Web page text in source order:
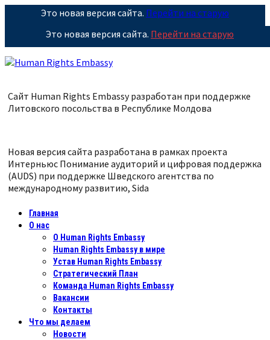
Это новая версия сайта. Перейти на старую
Это новая версия сайта. Перейти на старую
Сайт Human Rights Embassy разработан при поддержке
Литовского посольства в Республике Молдова
Новая версия сайта разработана в рамках проекта
Интерньюс Понимание аудиторий и цифровая поддержка
(AUDS) при поддержке Шведского агентства по
международному развитию, Sida
Главная
О нас
О Human Rights Embassy
Human Rights Embassy в мире
Устав Human Rights Embassy
Стратегический План
Команда Human Rights Embassy
Вакансии
Контакты
Что мы делаем
Новости